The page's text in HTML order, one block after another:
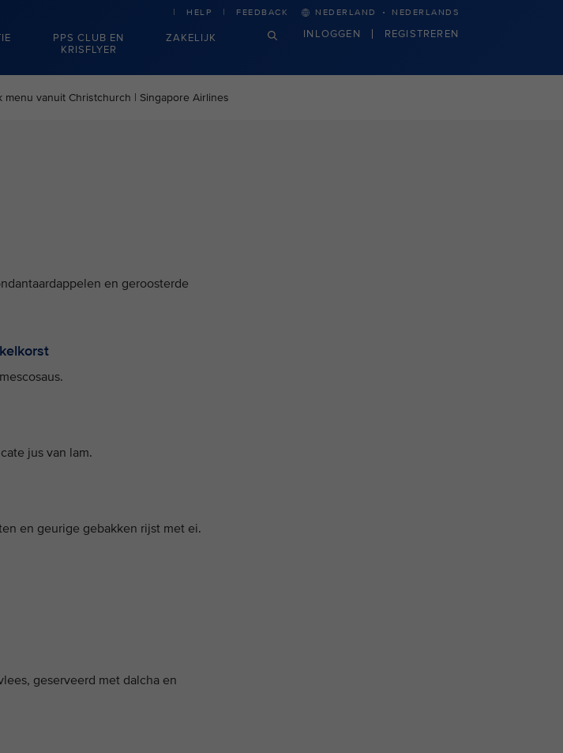
PPS CLUB EN
KRISFLYER
ZAKELIJK
HELP FEEDBACK NEDERLAND · NEDERLANDS
INLOGGEN REGISTREREN
menu vanuit Christchurch | Singapore Airlines
en geroosterde
jus van lam.
en geurige gebakken rijst met ei.
geserveerd met dalcha en